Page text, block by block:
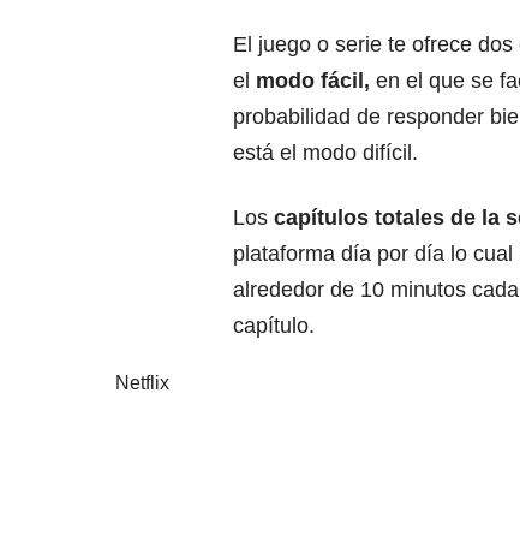
El juego o serie te ofrece
el modo fácil, en el que se
probabilidad de responder
está el modo difícil.
Los capítulos totales de la
plataforma día por día lo
alrededor de 10 minutos
capítulo.
Netflix